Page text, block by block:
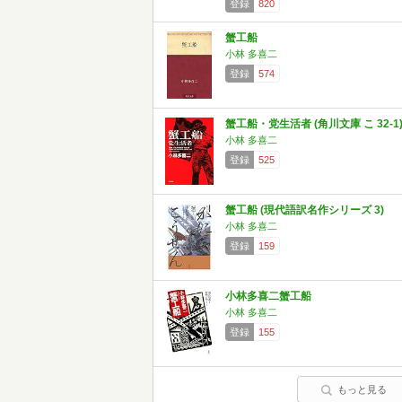
登録 820
蟹工船
小林 多喜二
登録
574
蟹工船・党生活者 (角川文庫 こ 32-1)
小林 多喜二
登録
525
蟹工船 (現代語訳名作シリーズ 3)
小林 多喜二
登録
159
小林多喜二蟹工船
小林 多喜二
登録
155
もっと見る